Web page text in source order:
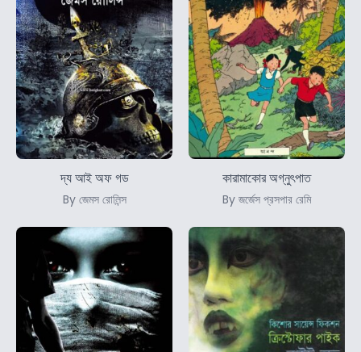
দ্য আই অফ গড
By জেমস রোলিন্স
কারামাকোর অগ্নুৎপাত
By জর্জেস প্রসপার রেমি